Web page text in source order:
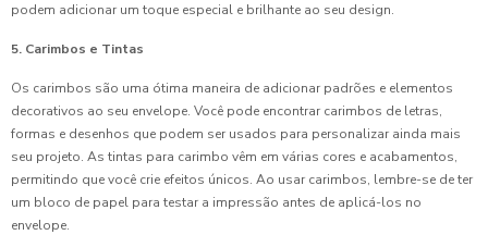
podem adicionar um toque especial e brilhante ao seu design.
5. Carimbos e Tintas
Os carimbos são uma ótima maneira de adicionar padrões e elementos
decorativos ao seu envelope. Você pode encontrar carimbos de letras,
formas e desenhos que podem ser usados para personalizar ainda mais
seu projeto. As tintas para carimbo vêm em várias cores e acabamentos,
permitindo que você crie efeitos únicos. Ao usar carimbos, lembre-se de ter
um bloco de papel para testar a impressão antes de aplicá-los no
envelope.